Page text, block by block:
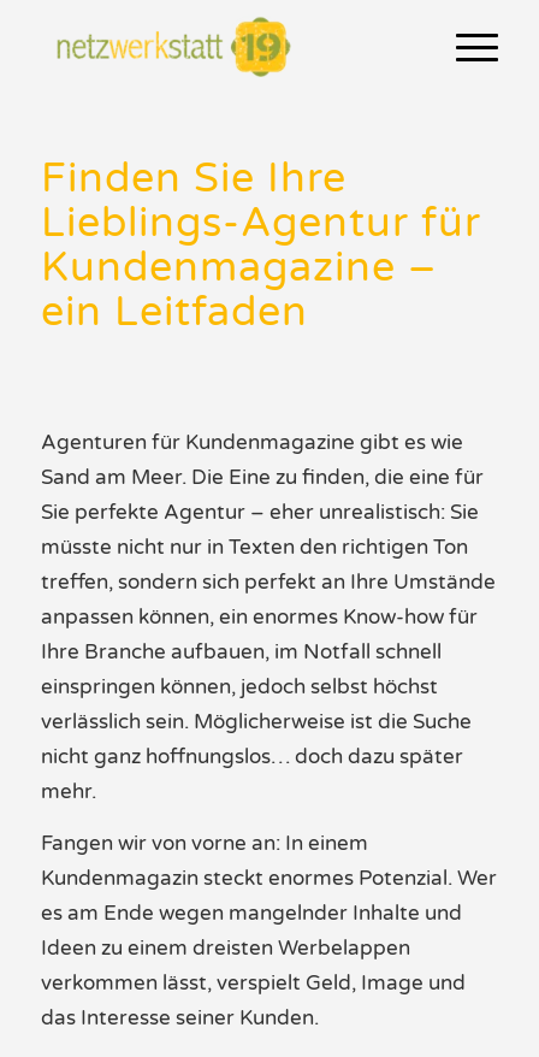
Finden Sie Ihre
Lieblings-Agentur für
Kundenmagazine –
ein Leitfaden
Agenturen für Kundenmagazine gibt es wie
Sand am Meer. Die Eine zu finden, die eine für
Sie perfekte Agentur– eher unrealistisch: Sie
müsste nicht nur in Texten den richtigen Ton
treffen, sondern sich perfekt an Ihre Umstände
anpassen können, ein enormes Know-how für
Ihre Branche aufbauen, im Notfall schnell
einspringen können, jedoch selbst höchst
verlässlich sein. Möglicherweise ist die Suche
nicht ganz hoffnungslos… doch dazu später
mehr.
Fangen wir von vorne an: In einem
Kundenmagazin steckt enormes Potenzial. Wer
es am Ende wegen mangelnder Inhalte und
Ideen zu einem dreisten Werbelappen
verkommen lässt, verspielt Geld, Image und
das Interesse seiner Kunden.